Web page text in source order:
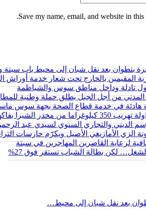
Save my name, email, and website in
بعد نقل شبان إلى محيط باب سبتة
المقيمين بالخارج تحت شعار خدمة أوراش
تادلة وداخل مناطق سوس والشياظمة
هادئة في خدمة قطاع الصحة بجهة سوس
بفاكهة الدلاح
الديني والتجاري السنوي لسيدي عبد
الزي الأمازيغي الأصيل ويكرّم حارسات
لكن بطالة الشباب تستقر فوق 27%
بعد نقل شبان إلى محيط…